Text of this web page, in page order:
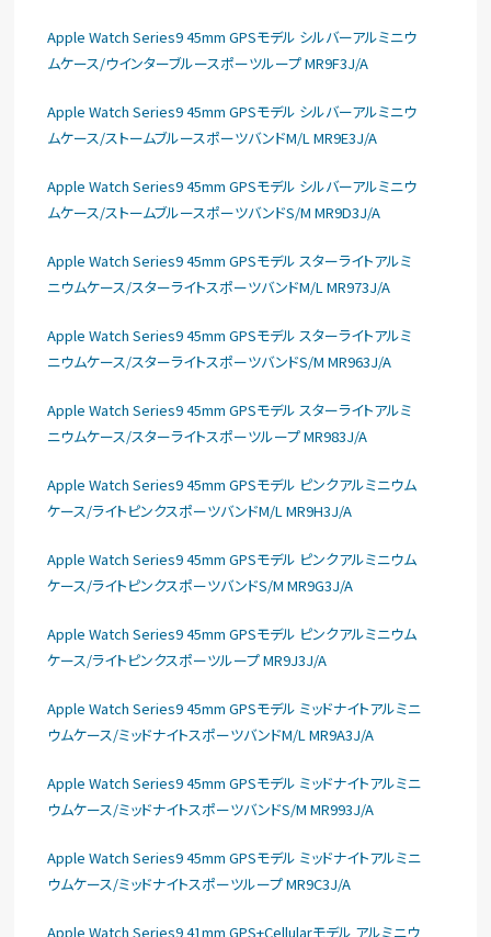
Apple Watch Series9 45mm GPSモデル シルバーアルミニウ
ムケース/ウインターブルースポーツループ MR9F3J/A
Apple Watch Series9 45mm GPSモデル シルバーアルミニウ
ムケース/ストームブルースポーツバンドM/L MR9E3J/A
Apple Watch Series9 45mm GPSモデル シルバーアルミニウ
ムケース/ストームブルースポーツバンドS/M MR9D3J/A
Apple Watch Series9 45mm GPSモデル スターライトアルミ
ニウムケース/スターライトスポーツバンドM/L MR973J/A
Apple Watch Series9 45mm GPSモデル スターライトアルミ
ニウムケース/スターライトスポーツバンドS/M MR963J/A
Apple Watch Series9 45mm GPSモデル スターライトアルミ
ニウムケース/スターライトスポーツループ MR983J/A
Apple Watch Series9 45mm GPSモデル ピンクアルミニウム
ケース/ライトピンクスポーツバンドM/L MR9H3J/A
Apple Watch Series9 45mm GPSモデル ピンクアルミニウム
ケース/ライトピンクスポーツバンドS/M MR9G3J/A
Apple Watch Series9 45mm GPSモデル ピンクアルミニウム
ケース/ライトピンクスポーツループ MR9J3J/A
Apple Watch Series9 45mm GPSモデル ミッドナイトアルミニ
ウムケース/ミッドナイトスポーツバンドM/L MR9A3J/A
Apple Watch Series9 45mm GPSモデル ミッドナイトアルミニ
ウムケース/ミッドナイトスポーツバンドS/M MR993J/A
Apple Watch Series9 45mm GPSモデル ミッドナイトアルミニ
ウムケース/ミッドナイトスポーツループ MR9C3J/A
Apple Watch Series9 41mm GPS+Cellularモデル アルミニウ